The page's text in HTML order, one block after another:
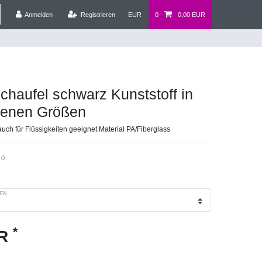
Anmelden
Registrieren EUR 0 0,00 EUR
schwarz Kunststoff in
Größen
für Flüssigkeiten geeignet Material PA/Fiberglass
*